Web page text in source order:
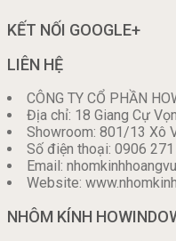
KẾT NỐI GOOGLE+
LIÊN HỆ
CÔNG TY CỔ PHẦN
Địa chỉ: 18 Giang Cự
Showroom: 801/13 Xô
Số điện thoại: 0906
Email:
Website:
NHÔM KÍNH